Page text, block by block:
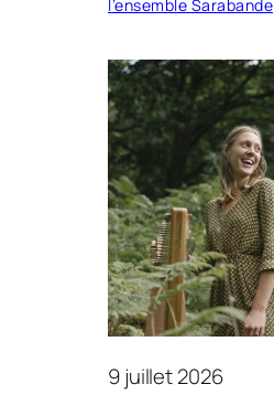
l’ensemble Sarabande
9 juillet 2026